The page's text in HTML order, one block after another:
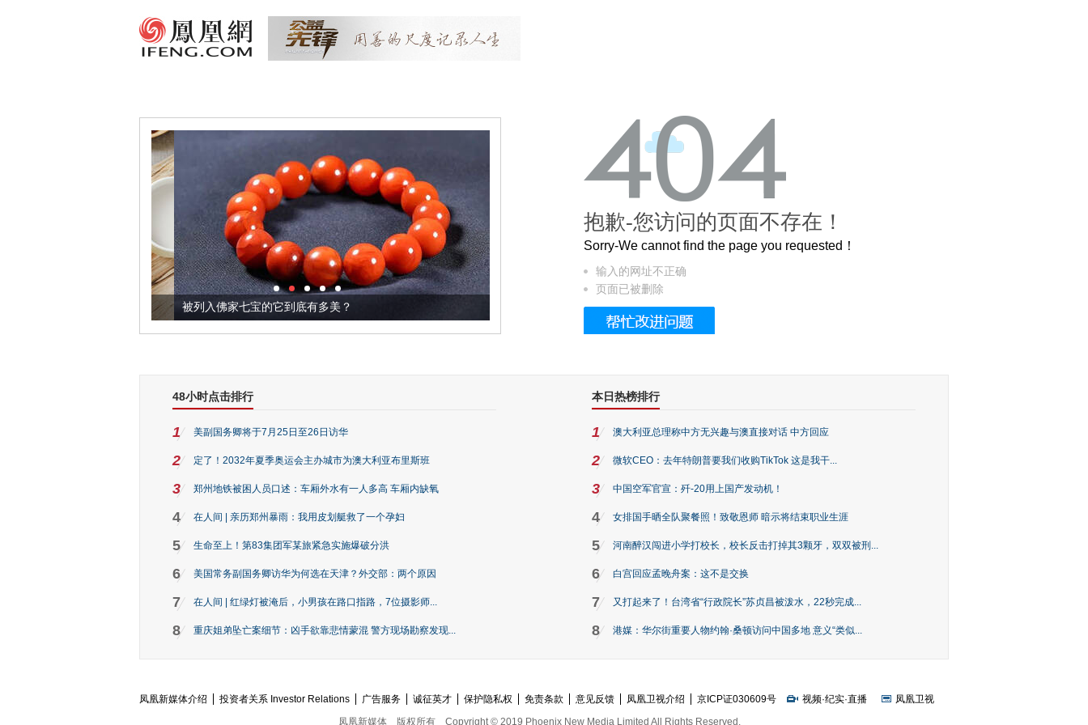
被列入佛家七宝的它到底有多美？ 这个3.2米的长卷，还原了600岁的紫禁城
抱歉-您访问的页面不存在！
Sorry-We cannot find the page you requested！
输入的网址不正确
页面已被删除
48小时点击排行
1 美副国务卿将于7月25日至26日访华
2 定了！2032年夏季奥运会主办城市为澳大利亚布里斯班
3 郑州地铁被困人员口述：车厢外水有一人多高 车厢内缺氧
4 在人间 | 亲历郑州暴雨：我用皮划艇救了一个孕妇
5 生命至上！第83集团军某旅紧急实施爆破分洪
6 美国常务副国务卿访华为何选在天津？外交部：两个原因
7 在人间 | 红绿灯被淹后，小男孩在路口指路，7位摄影师...
8 重庆姐弟坠亡案细节：凶手欲靠悲情蒙混 警方现场勘察发现...
本日热榜排行
1 澳大利亚总理称中方无兴趣与澳直接对话 中方回应
2 微软CEO：去年特朗普要我们收购TikTok 这是我干...
3 中国空军官宣：歼-20用上国产发动机！
4 女排国手晒全队聚餐照！致敬恩师 暗示将结束职业生涯
5 河南醉汉闯进小学打校长，校长反击打掉其3颗牙，双双被刑...
6 白宫回应孟晚舟案：这不是交换
7 又打起来了！台湾省“行政院长”苏贞昌被泼水，22秒完成...
8 港媒：华尔街重要人物约翰·桑顿访问中国多地 意义“类似...
凤凰新媒体介绍 投资者关系 Investor Relations 广告服务 诚征英才 保护隐私权 免责条款 意见反馈 凤凰卫视介绍 京ICP证030609号 视频·纪实·直播
凤凰卫视
凤凰新媒体
版权所有 Copyright © 2019 Phoenix New Media Limited All Rights Reserved.